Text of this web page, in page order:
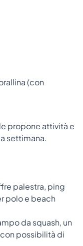
(con
propone attività e
settimana.
palestra, ping
polo e beach
da squash, un
possibilità di